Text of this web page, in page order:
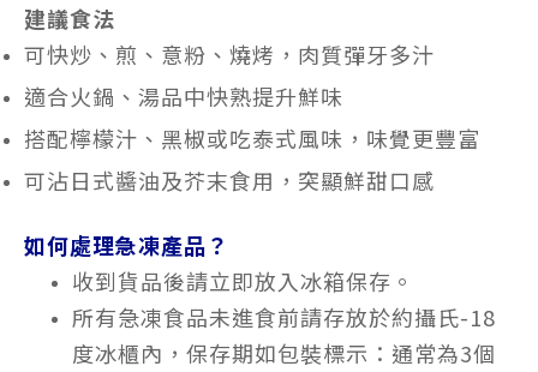
建議食法
可快炒、煎、意粉、燒烤，肉質彈牙多汁
適合火鍋、湯品中快熟提升鮮味
搭配檸檬汁、黑椒或吃泰式風味，味覺更豐富
可沾日式醬油及芥末食用，突顯鮮甜口感
如何處理急凍產品？
收到貨品後請立即放入冰箱保存。
所有急凍食品未進食前請存放於約攝氏-18
度冰櫃內，保存期如包裝標示：通常為3個